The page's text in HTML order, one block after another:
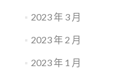
2023 年 3 月
2023 年 2 月
2023 年 1 月